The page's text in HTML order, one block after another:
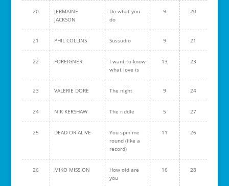
20
JERMAINE
JACKSON
Do what you
do
9 20
21 PHIL COLLINS Sussudio 9 21
22 FOREIGNER
I want to know
what love is
13 23
23 VALERIE DORE The night 9 24
24 NIK KERSHAW The riddle 5 27
25 DEAD OR ALIVE
You spin me
round (like a
record)
11 26
26 MIKO MISSION
How old are
you
16 28